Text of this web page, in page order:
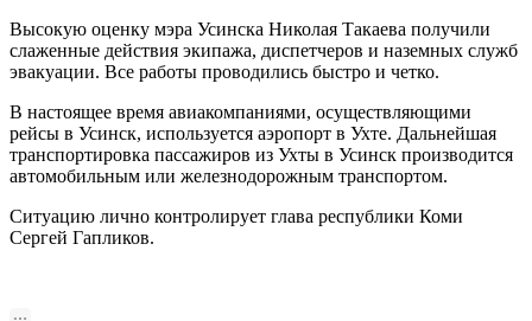
Высокую оценку мэра Усинска Николая Такаева получили
слаженные действия экипажа, диспетчеров и наземных служб
эвакуации. Все работы проводились быстро и четко.
В настоящее время авиакомпаниями, осуществляющими
рейсы в Усинск, используется аэропорт в Ухте. Дальнейшая
транспортировка пассажиров из Ухты в Усинск производится
автомобильным или железнодорожным транспортом.
Ситуацию лично контролирует глава республики Коми
Сергей Гапликов.